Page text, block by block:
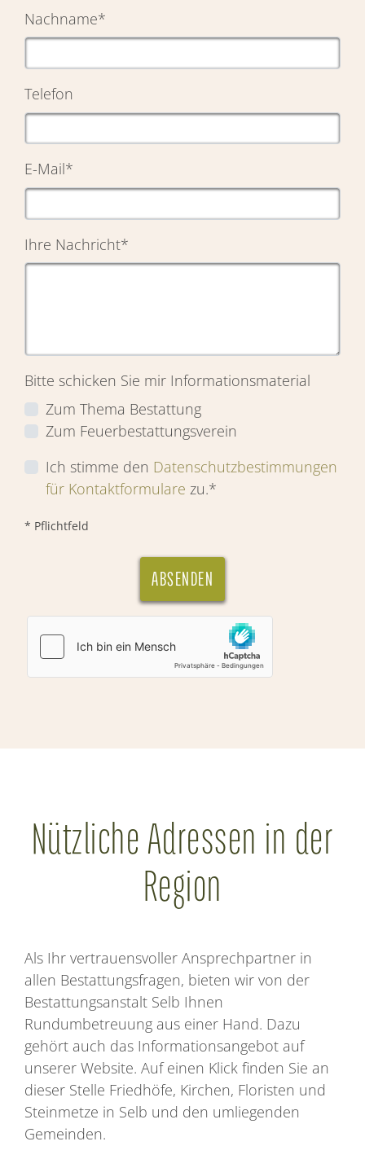
Nachname*
Telefon
E-Mail*
Ihre Nachricht*
Bitte schicken Sie mir Informationsmaterial
Zum Thema Bestattung
Zum Feuerbestattungsverein
Ich stimme den Datenschutzbestimmungen
für Kontaktformulare zu.*
* Pflichtfeld
ABSENDEN
Nützliche Adressen in der
Region
Als Ihr vertrauensvoller Ansprechpartner in
allen Bestattungsfragen, bieten wir von der
Bestattungsanstalt Selb Ihnen
Rundumbetreuung aus einer Hand. Dazu
gehört auch das Informationsangebot auf
unserer Website. Auf einen Klick finden Sie an
dieser Stelle Friedhöfe, Kirchen, Floristen und
Steinmetze in Selb und den umliegenden
Gemeinden.